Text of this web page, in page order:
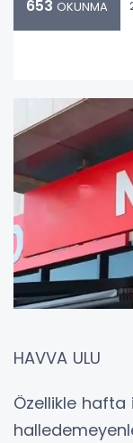
653 OKUNMA
HAVVA ULU
Özellikle